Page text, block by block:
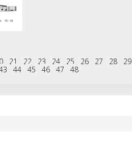
21 22 23 24 25 26 27 28
29
44 45 46 47 48